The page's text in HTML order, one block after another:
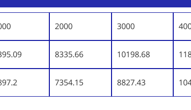
2000 3000
8335.66 10198.68
7354.15 8827.43